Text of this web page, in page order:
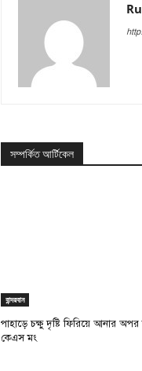
সম্পর্কিত আর্টিকেল
বান্দরবান
পাহাড়ে চক্ষু দৃষ্টি ফিরিয়ে আনার অপর
কেএস মং